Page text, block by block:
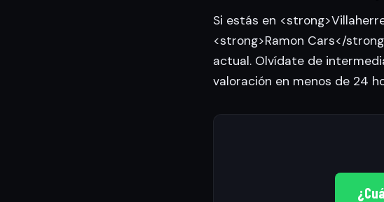
Si estás en
<strong>Ramon Cars</
actual. Olvídate de
valoración en menos de 24